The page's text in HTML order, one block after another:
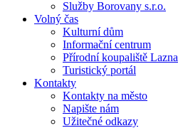
Služby Borovany s.r.o.
Volný čas
Kulturní dům
Informační centrum
Přírodní koupaliště Lazna
Turistický portál
Kontakty
Kontakty na město
Napište nám
Užitečné odkazy